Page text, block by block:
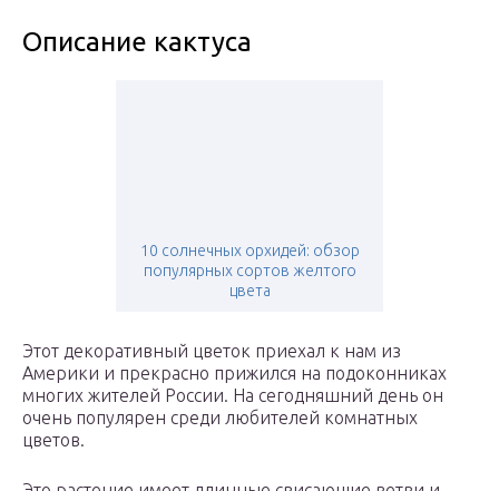
Описание кактуса
10 солнечных орхидей: обзор
популярных сортов желтого
цвета
Этот декоративный цветок приехал к нам из
Америки и прекрасно прижился на подоконниках
многих жителей России. На сегодняшний день он
очень популярен среди любителей комнатных
цветов.